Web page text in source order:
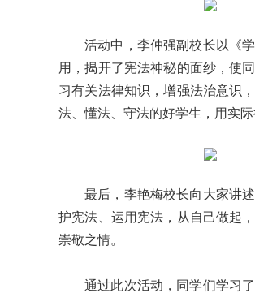
活动中，李仲强副校长以《
用，揭开了宪法神秘的面纱，使
习有关法律知识，增强法治意识
法、懂法、守法的好学生，用实际
最后，李艳梅校长向大家讲
护宪法、运用宪法，从自己做起
崇敬之情。
通过此次活动，同学们学习